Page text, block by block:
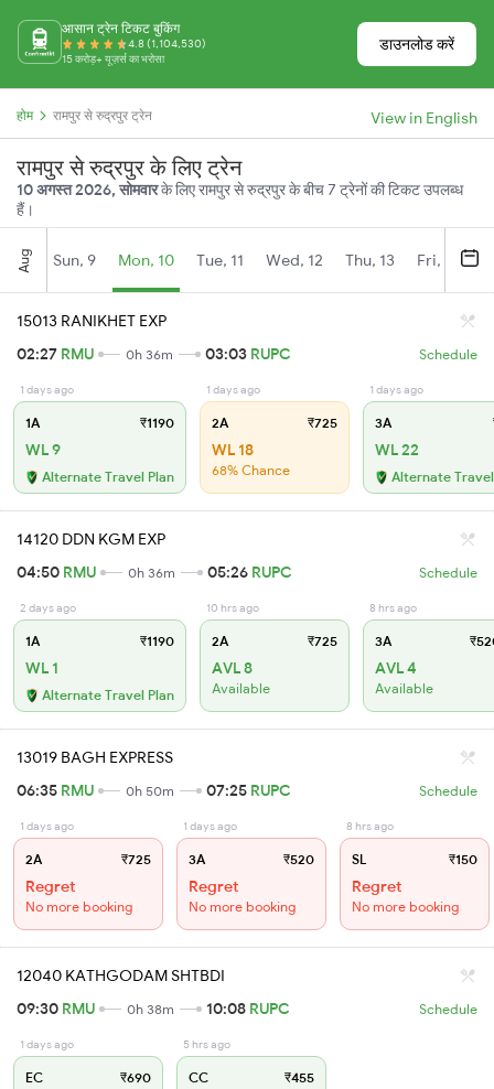
आसान ट्रेन टिकट बुकिंग
4.8 (1,104,530)
15 करोड़+ यूज़र्स का भरोसा
डाउनलोड करें
होम रामपुर से रुद्रपुर ट्रेन View in English
रामपुर से रुद्रपुर के लिए ट्रेन
10 अगस्त 2026, सोमवारके लिए रामपुर से रुद्रपुर के बीच 7 ट्रेनों की टिकट उपलब्ध
हैं।
Aug Sun, 9 Mon, 10 Tue, 11 Wed, 12 Thu, 13 Fri, 14
15013 RANIKHET EXP
02:27 RMU 0h 36m 03:03 RUPC Schedule
1 days ago
1A ₹1190
WL 9
Alternate Travel Plan
1 days ago
2A ₹725
WL 18
68% Chance
1 days ago
3A
WL 22
Alternate
14120 DDN KGM EXP
04:50 RMU 0h 36m 05:26 RUPC Schedule
2 days ago
1A ₹1190
WL 1
Alternate Travel Plan
10 hrs ago
2A ₹725
AVL 8
Available
8 hrs ago
3A
AVL 4
Available
13019 BAGH EXPRESS
06:35 RMU 0h 50m 07:25 RUPC Schedule
1 days ago
2A ₹725
Regret
No more booking
1 days ago
3A ₹520
Regret
No more booking
8 hrs ago
SL ₹150
Regret
No more booking
12040 KATHGODAM SHTBDI
09:30 RMU 0h 38m 10:08 RUPC Schedule
1 days ago
EC ₹690
5 hrs ago
CC ₹455